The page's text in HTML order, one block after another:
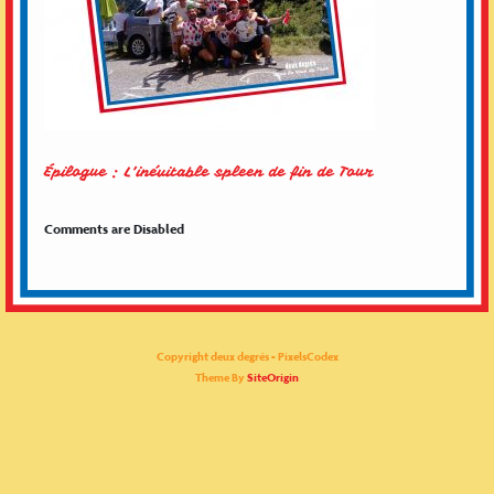
Épilogue : L’inévitable spleen de fin de Tour
Comments are Disabled
Copyright deux degrés - PixelsCodex
Theme By SiteOrigin